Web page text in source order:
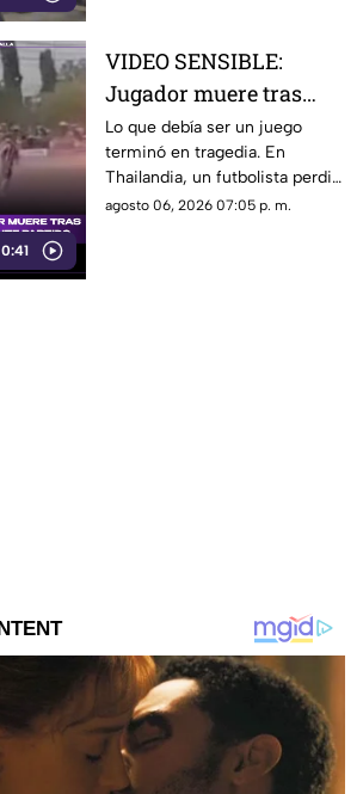
0:41
VIDEO SENSIBLE:
Jugador muere tras
impacto de rayo
durante partido
Lo que debía ser un juego
terminó en tragedia. En
Thailandia, un futbolista perdió
la vida al ser alcanzado por un
agosto 06, 2026 07:05 p. m.